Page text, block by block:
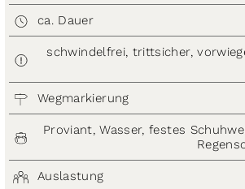
ca. Dauer
schwindelfrei, trittsicher,
Wegmarkierung
Proviant, Wasser, festes
Auslastung